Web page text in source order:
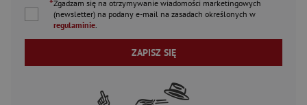
*Zgadzam się na otrzymywanie wiadomości marketingowych
(newsletter) na podany e-mail na zasadach określonych w
regulaminie
ZAPISZ SIĘ